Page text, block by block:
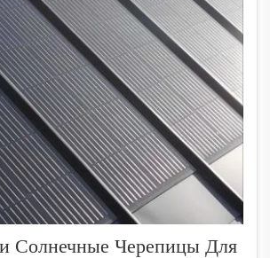
внешний вид дома и
защите окружающей
Солнечные Черепицы Для